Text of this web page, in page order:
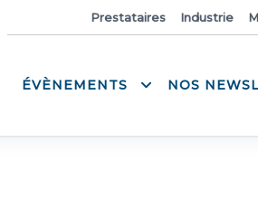
Prestataires Industrie
ÉVÈNEMENTS NOS